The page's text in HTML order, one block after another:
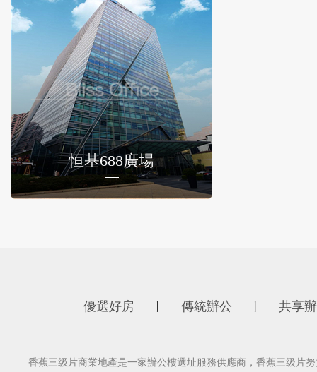
恒基688廣場
優選好房 傳統辦公 共享
香蕉三级片商業地產是一家辦公樓選址服務供應商，香蕉三级片努